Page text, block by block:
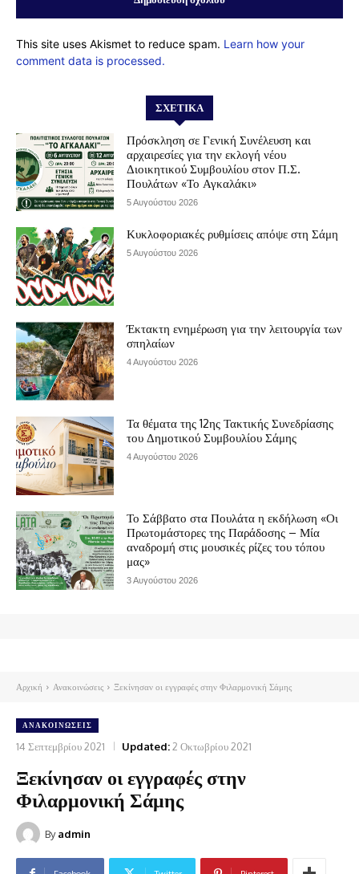
This site uses Akismet to reduce spam. Learn how your
comment data is processed.
ΣΧΕΤΙΚΆ
Πρόσκληση σε Γενική Συνέλευση και
αρχαιρεσίες για την εκλογή νέου
Διοικητικού Συμβουλίου στον Π.Σ.
Πουλάτων «Το Αγκαλάκι»
5 Αυγούστου 2026
Κυκλοφοριακές ρυθμίσεις απόψε στη Σάμη
5 Αυγούστου 2026
Έκτακτη ενημέρωση για την λειτουργία των
σπηλαίων
4 Αυγούστου 2026
Τα θέματα της 12ης Τακτικής Συνεδρίασης
του Δημοτικού Συμβουλίου Σάμης
4 Αυγούστου 2026
Το Σάββατο στα Πουλάτα η εκδήλωση «Οι
Πρωτομάστορες της Παράδοσης – Μία
αναδρομή στις μουσικές ρίζες του τόπου
μας»
3 Αυγούστου 2026